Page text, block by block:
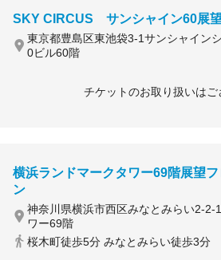
SKY CIRCUS サンシャイン60展
東京都豊島区東池袋3-1サンシャイン
0ビル60階
チケットのお取り扱いはご
横浜ランドマークタワー69階展望
ン
神奈川県横浜市西区みなとみらい2-2-
ワー69階
桜木町徒歩5分 みなとみらい徒歩3分